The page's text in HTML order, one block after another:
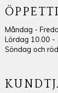
Måndag -
Lördag 10.00 -
Söndag och